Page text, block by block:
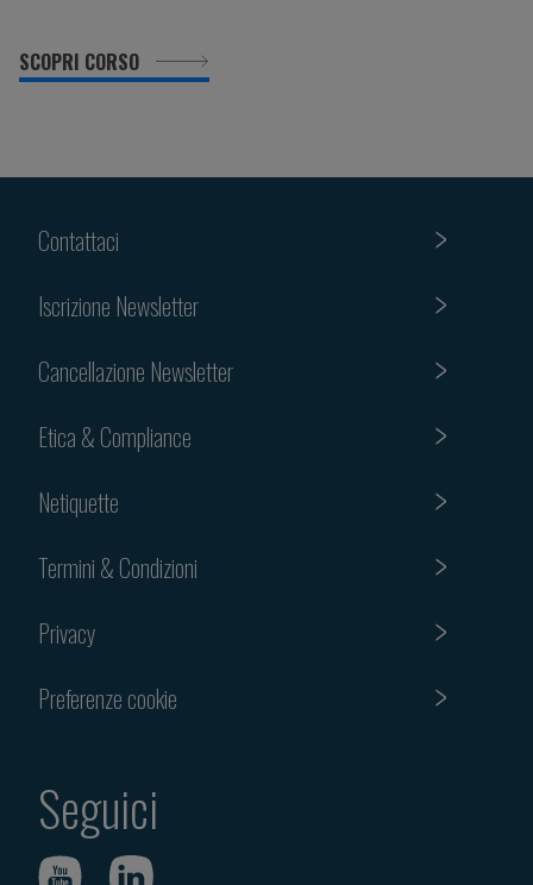
SCOPRI CORSO
Contattaci
Iscrizione Newsletter
Cancellazione Newsletter
Etica & Compliance
Netiquette
Termini & Condizioni
Privacy
Preferenze cookie
Seguici